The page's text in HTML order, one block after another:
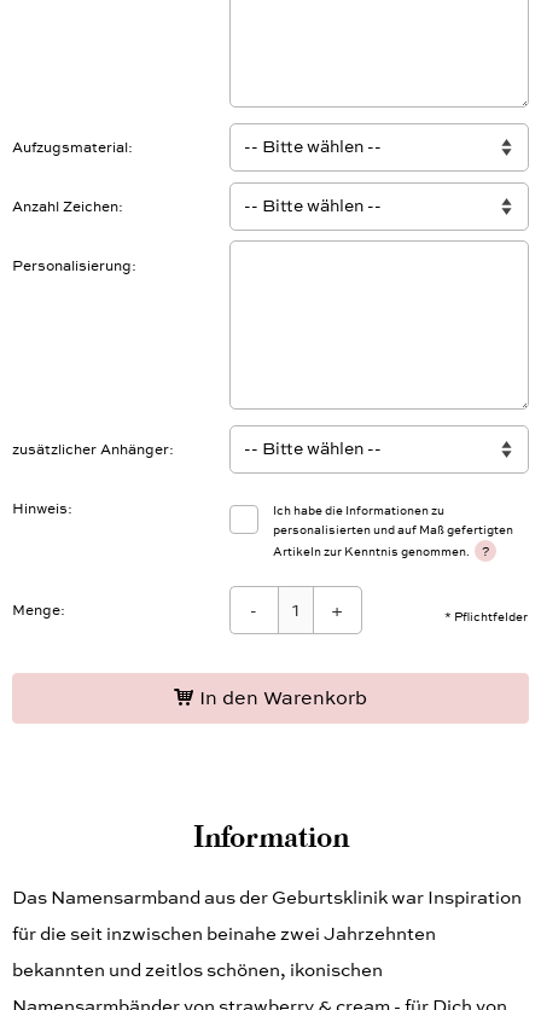
Aufzugsmaterial
Anzahl Zeichen
Personalisierung
zusätzlicher Anhänger
Hinweis
Ich habe die Informationen zu
personalisierten und auf Maß gefertigten
Artikeln zur Kenntnis genommen.
?
* Pflichtfelder
Menge: - +
In den Warenkorb
Information
Das Namensarmband aus der Geburtsklinik war Inspiration
für die seit inzwischen beinahe zwei Jahrzehnten
bekannten und zeitlos schönen, ikonischen